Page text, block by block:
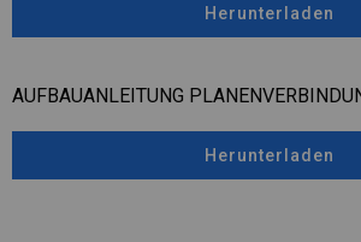
Herunterladen
AUFBAUANLEITUNG
Herunterladen